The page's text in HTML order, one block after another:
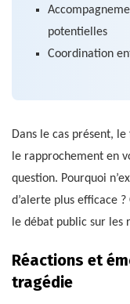
potentielles
Coordination
Dans le cas présent,
le rapprochement en
question. Pourquoi
d’alerte plus efficace
le débat public sur les
Réactions et
tragédie